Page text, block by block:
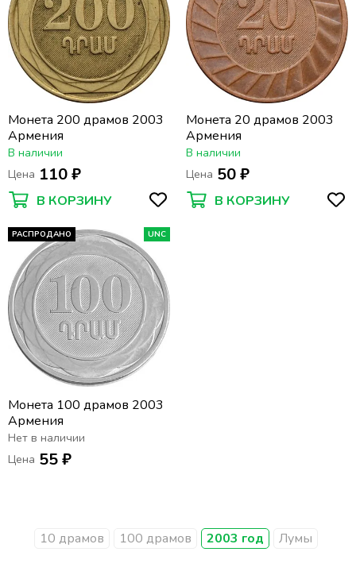
Монета 200 драмов 2003
Армения
В наличии
Цена 110 ₽
В КОРЗИНУ
Монета 20 драмов 2003
Армения
В наличии
Цена 50 ₽
В КОРЗИНУ
РАСПРОДАНО UNC
Монета 100 драмов 2003
Армения
Нет в наличии
Цена 55 ₽
10 драмов 100 драмов 2003 год Лумы